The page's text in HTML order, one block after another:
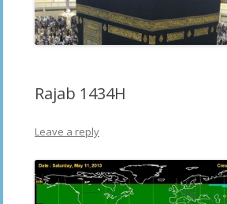
Rajab 1434H
Leave a reply